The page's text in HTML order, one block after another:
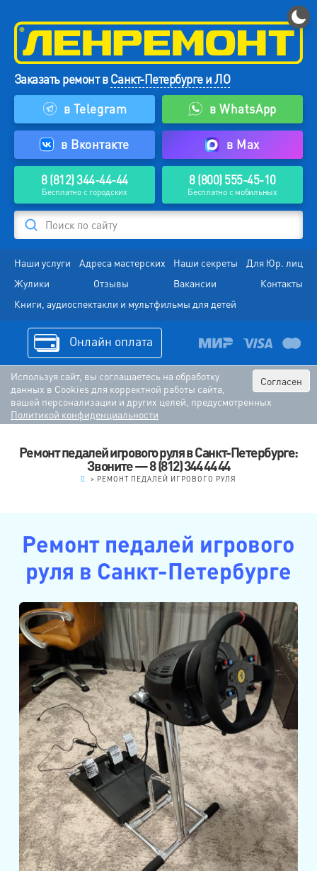
Заказать ремонт вСанкт-Петербурге и ЛО
в Telegram
в WhatsApp
в Вконтакте в Max
8 (812) 344-44-44
Бесплатно с городских
8 (800) 555-45-10
Бесплатно с мобильных
Поиск по сайту
Наши услуги Адреса мастерских Наши секреты
Для Юр. лиц
Жулики
Отзывы Вакансии
Контакты
Книги, аудиоспектакли и мультфильмы для детей
Онлайн оплата
Согласен
Используя сайт, вы соглашаетесь на обработку
данных в Cookies для корректной работы сайта,
вашей персонализации и других целей, предусмотренных
Политикой конфиденциальности
Ремонт педалей игрового руля в Санкт-Петербурге:
Звоните — 8 (812) 344 44 44
> РЕМОНТ ПЕДАЛЕЙ ИГРОВОГО РУЛЯ
Ремонт педалей игрового
руля в Санкт-Петербурге